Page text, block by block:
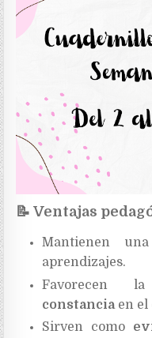
📝 Ventajas
Mantienen
aprendizajes.
Favorecen
constanciaen el
Sirven como